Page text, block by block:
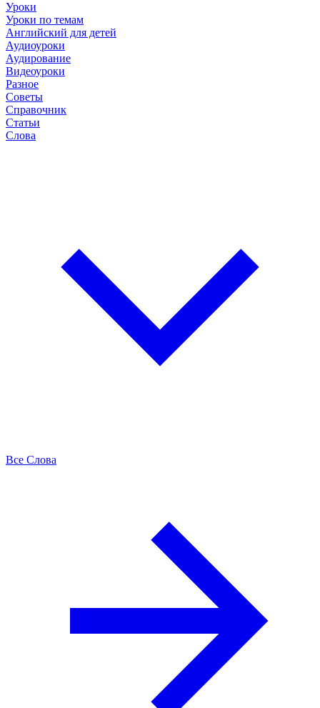
Уроки
Уроки по темам
Английский для детей
Аудиоуроки
Аудирование
Видеоуроки
Разное
Советы
Справочник
Статьи
Слова
Все Слова